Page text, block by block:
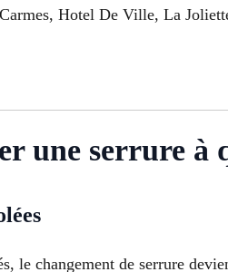
Hotel De Ville, La
une serrure
le changement de serrure